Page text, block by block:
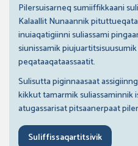
Pilersuisarneq sumiiffikkaani
Kalaallit Nunaannik
inuiaqatigiinni suliassami
siunissamik
peqataaqataassaatit.
Sulisutta piginnaasaat
kikkut tamarmik suliassaminnik
atugassarisat pitsaanerpaat
Suliffissaqartitsivik